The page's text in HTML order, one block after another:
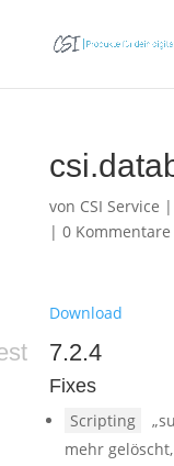
von CSI Service |
| 0 Kommentare
Download
7.2.4
Fixes
Scripting
mehr